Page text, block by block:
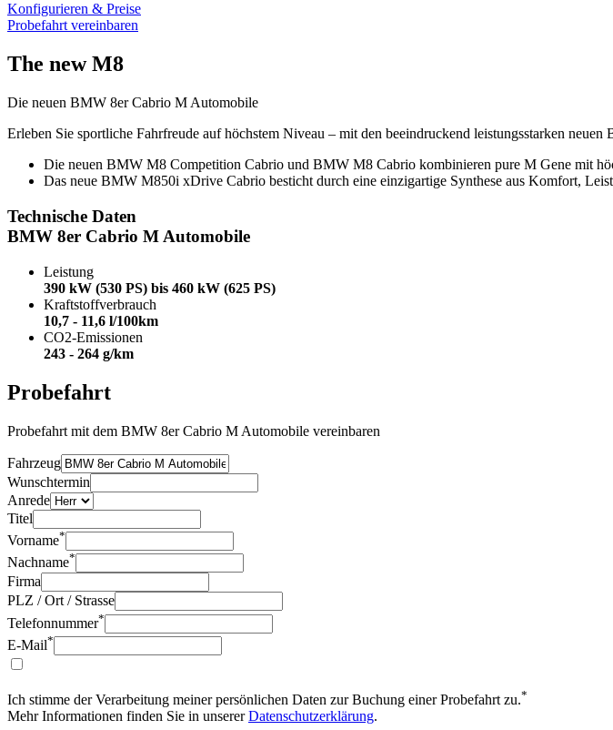
Konfigurieren & Preise
Probefahrt vereinbaren
The new M8
Die neuen BMW 8er Cabrio M Automobile
Erleben Sie sportliche Fahrfreude auf höchstem Niveau – mit den beeindruckend leistungs­starken
Die neuen BMW M8 Competition Cabrio und BMW M8 Cabrio kombinieren pure M Gene mit
Das neue BMW M850i xDrive Cabrio besticht durch eine einzigartige Synthese aus Komfort,
Technische Daten
BMW 8er Cabrio M Automobile
Leistung
390 kW (530 PS) bis 460 kW (625 PS)
Kraftstoffverbrauch
10,7 - 11,6 l/100km
CO2-Emissionen
243 - 264 g/km
Probefahrt
Probefahrt mit dem BMW 8er Cabrio M Automobile vereinbaren
Fahrzeug
Wunschtermin
Anrede
Titel
Vorname*
Nachname*
Firma
PLZ / Ort / Strasse
Telefonnummer*
E-Mail*
Ich stimme der Verarbeitung meiner persönlichen Daten zur Buchung einer Probefahrt zu.*
Mehr Informationen finden Sie in unsererDatenschutzerklärung.